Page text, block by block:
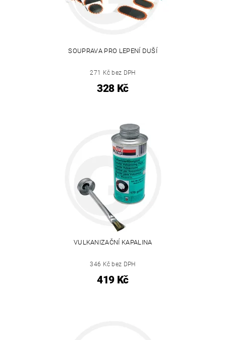
SOUPRAVA PRO LEPENÍ DUŠÍ
271 Kč bez DPH
328 Kč
VULKANIZAČNÍ KAPALINA
346 Kč bez DPH
419 Kč